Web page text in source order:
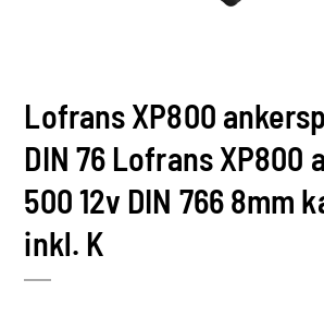
Lofrans XP800
DIN 76 Lofrans XP800
500 12v DIN 766 8mm
inkl. K